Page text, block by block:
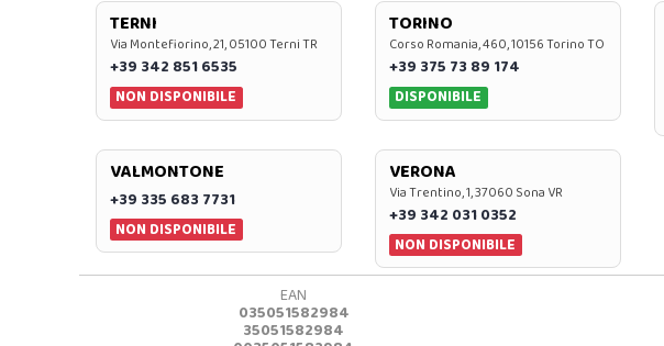
TERNI
Via Montefiorino, 21, 05100 Terni TR
+39 342 851 6535
NON DISPONIBILE
TORINO
Corso Romania, 460, 10156 Torino TO
+39 375 73 89 174
DISPONIBILE
VALMONTONE
+39 335 683 7731
NON DISPONIBILE
VERONA
Via Trentino, 1, 37060 Sona VR
+39 342 031 0352
NON DISPONIBILE
EAN
035051582984
35051582984